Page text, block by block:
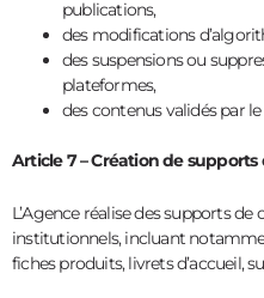
publications,
des modifications
des suspensions ou
plateformes,
des contenus validés par
Article 7 – Création de
L’Agence réalise des supports
institutionnels, incluant
fiches produits, livrets d’accueil,